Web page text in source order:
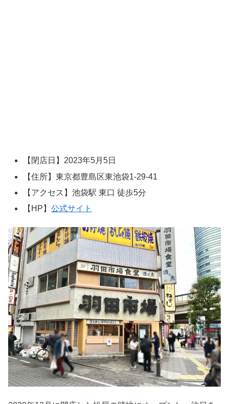
【閉店日】2023年5月5日
【住所】東京都豊島区東池袋1-29-41
【アクセス】池袋駅 東口 徒歩5分
【HP】公式サイト